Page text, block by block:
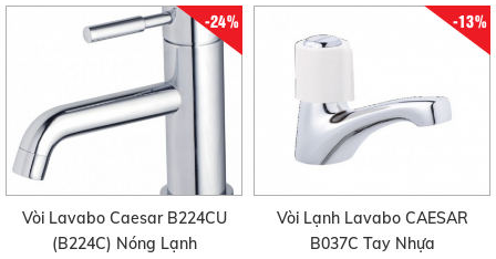
-24%
Vòi Lavabo Caesar B224CU
(B224C) Nóng Lạnh
-13%
Vòi Lạnh Lavabo CAESAR
B037C Tay Nhựa